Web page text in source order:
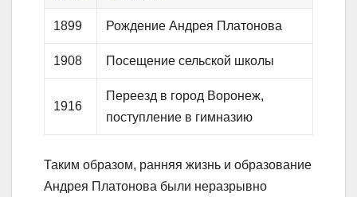
1899 Рождение Андрея Платонова
1908 Посещение сельской школы
1916
Переезд в город Воронеж,
поступление в гимназию
Таким образом, ранняя жизнь и образование
Андрея Платонова были неразрывно